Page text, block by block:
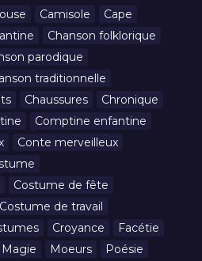
Camisole
Cape
Chanson folklorique
parodique
traditionnelle
Chaussures
Chronique
Comptine enfantine
Conte merveilleux
Costume de fête
Costume de travail
Croyance
Facétie
Magie Moeurs Poésie